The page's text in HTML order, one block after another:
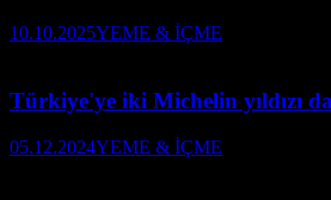
10.10.2025YEME & İÇME
Türkiye'ye iki Michelin yıldızı
05.12.2024YEME & İÇME